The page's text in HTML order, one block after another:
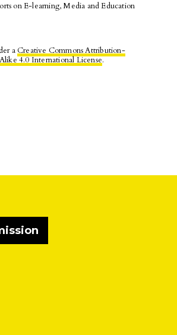
on E-learning, Media and Education
a Creative Commons Attribution-
4.0 International License.